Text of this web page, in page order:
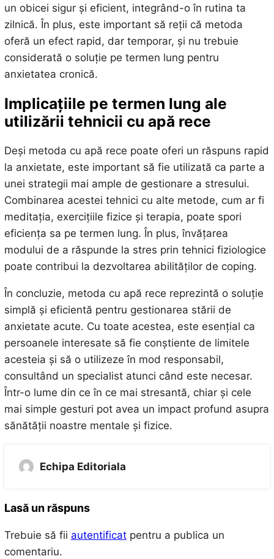
un obicei sigur și eficient, integrând-o în rutina ta
zilnică. În plus, este important să reții că metoda
oferă un efect rapid, dar temporar, și nu trebuie
considerată o soluție pe termen lung pentru
anxietatea cronică.
Implicațiile pe termen lung ale
utilizării tehnicii cu apă rece
Deși metoda cu apă rece poate oferi un răspuns rapid
la anxietate, este important să fie utilizată ca parte a
unei strategii mai ample de gestionare a stresului.
Combinarea acestei tehnici cu alte metode, cum ar fi
meditația, exercițiile fizice și terapia, poate spori
eficiența sa pe termen lung. În plus, învățarea
modului de a răspunde la stres prin tehnici fiziologice
poate contribui la dezvoltarea abilităților de coping.
În concluzie, metoda cu apă rece reprezintă o soluție
simplă și eficientă pentru gestionarea stării de
anxietate acute. Cu toate acestea, este esențial ca
persoanele interesate să fie conștiente de limitele
acesteia și să o utilizeze în mod responsabil,
consultând un specialist atunci când este necesar.
Într-o lume din ce în ce mai stresantă, chiar și cele
mai simple gesturi pot avea un impact profund asupra
sănătății noastre mentale și fizice.
Echipa Editoriala
Lasă un răspuns
Trebuie să fii autentificatpentru a publica un
comentariu.